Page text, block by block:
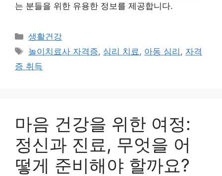
는 분들을 위한 유용한 정보를 제공합니다.
Categories
생활건강
Tags
놀이치료사 자격증, 심리 치료 , 아동 심리 , 자격
증 취득
마음 건강을 위한 여정:
정신과 진료, 무엇을 어
떻게 준비해야 할까요?